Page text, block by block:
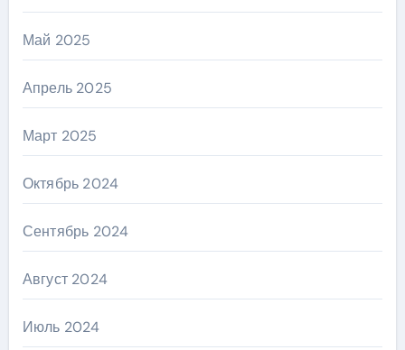
Май 2025
Апрель 2025
Март 2025
Октябрь 2024
Сентябрь 2024
Август 2024
Июль 2024